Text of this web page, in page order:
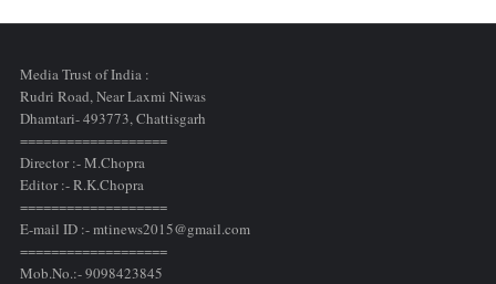
Media Trust of India :
Rudri Road, Near Laxmi Niwas
Dhamtari- 493773,Chattisgarh
===================
Director :- M.Chopra
Editor :- R.K.Chopra
===================
E-mail ID :- mtinews2015@gmail.com
===================
Mob.No.:- 9098423845